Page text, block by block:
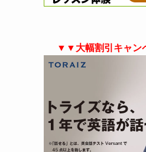
▼▼大幅割引キャン